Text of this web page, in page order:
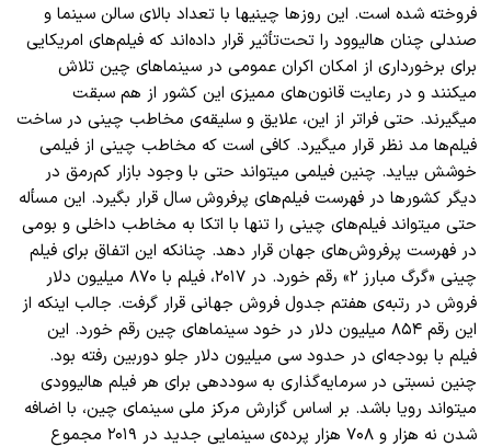
فروخته شده است. این روزها چینیها با تعداد بالای سالن سینما و
صندلی چنان هالیوود را تحتتأثیر قرار دادهاند که فیلمهای امریکایی
برای برخورداری از امکان اکران عمومی در سینماهای چین تلاش
میکنند و در رعایت قانونهای ممیزی این کشور از هم سبقت
میگیرند. حتی فراتر از این، علایق و سلیقهی مخاطب چینی در ساخت
فیلمها مد نظر قرار میگیرد. کافی است که مخاطب چینی از فیلمی
خوشش بیاید. چنین فیلمی میتواند حتی با وجود بازار کمرمق در
دیگر کشورها در فهرست فیلمهای پرفروش سال قرار بگیرد. این مسأله
حتی میتواند فیلمهای چینی را تنها با اتکا به مخاطب داخلی و بومی
در فهرست پرفروشهای جهان قرار دهد. چنانکه این اتفاق برای فیلم
چینی «گرگ مبارز ۲» رقم خورد.
در ۲۰۱۷، فیلم با ۸۷۰ میلیون دلار
فروش در رتبهی هفتم جدول فروش جهانی قرار گرفت. جالب اینکه از
این رقم ۸۵۴ میلیون دلار در خود سینماهای چین رقم خورد. این
فیلم با بودجهای در حدود سی میلیون دلار جلو دوربین رفته بود.
چنین نسبتی در سرمایهگذاری به سوددهی برای هر فیلم هالیوودی
میتواند رویا باشد. بر اساس گزارش مرکز ملی سینمای چین، با اضافه
شدن نه هزار و ۷۰۸ هزار پرده
ی سینمایی جدید در ۲۰۱۹ مجموع